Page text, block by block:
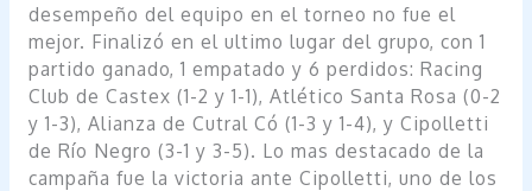
desempeño del equipo en el torneo no fue el
mejor. Finalizó en el ultimo lugar del grupo, con 1
partido ganado, 1 empatado y 6 perdidos: Racing
Club de Castex (1-2 y 1-1), Atlético Santa Rosa (0-2
y 1-3), Alianza de Cutral Có (1-3 y 1-4), y Cipolletti
de Río Negro (3-1 y 3-5). Lo mas destacado de la
campaña fue la victoria ante Cipolletti, uno de los